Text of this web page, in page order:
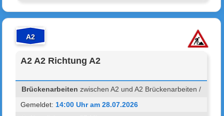
A2
A2 A2 Richtung A2
Brückenarbeiten zwischen A2 und A2 Brückenarbeiten /
Gemeldet: 14:00 Uhr am 28.07.2026